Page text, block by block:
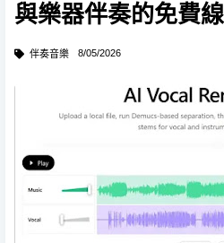
與樂器伴奏的免費
伴奏音樂 8/05/2026